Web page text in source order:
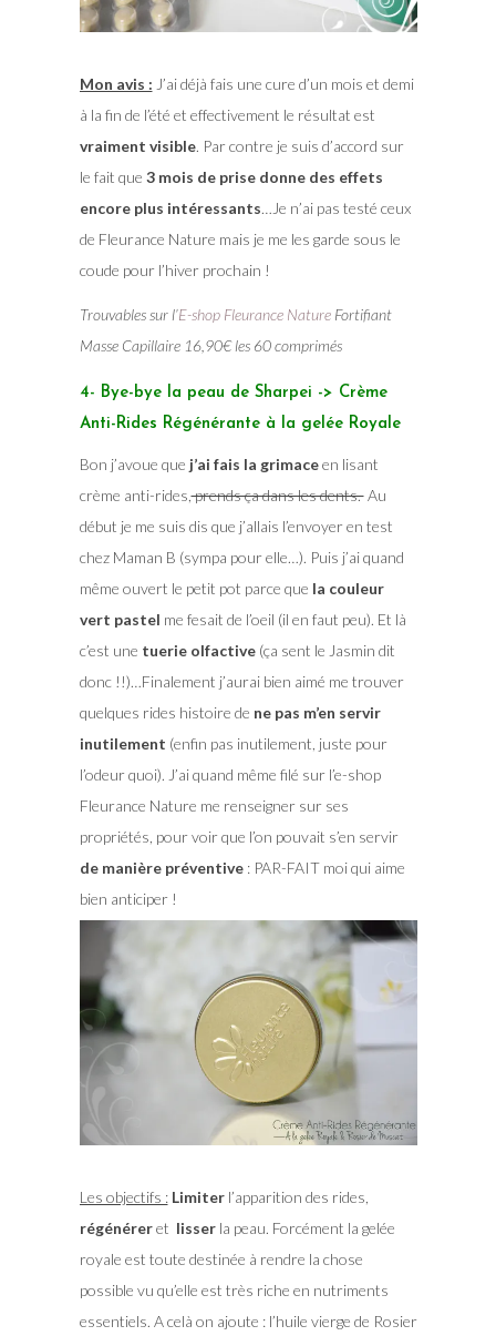
Mon avis : J’ai déjà fais une cure d’un mois et demi
à la fin de l’été et effectivement le résultat est
vraiment visible. Par contre je suis d’accord sur
le fait que 3 mois de prise donne des effets
encore plus intéressants…Je n’ai pas testé ceux
de Fleurance Nature mais je me les garde sous le
coude pour l’hiver prochain !
Trouvables sur l’E-shop Fleurance NatureFortifiant
Masse Capillaire 16,90€ les 60 comprimés
4- Bye-bye la peau de Sharpei -> Crème
Anti-Rides Régénérante à la gelée Royale
Bon j’avoue que j’ai fais la grimaceen lisant
crème anti-rides,prends ça dans les dents.Au
début je me suis dis que j’allais l’envoyer en test
chez Maman B (sympa pour elle…). Puis j’ai quand
même ouvert le petit pot parce que la couleur
vert pastel me fesait de l’oeil (il en faut peu). Et là
c’est une tuerie olfactive(ça sent le Jasmin dit
donc !!)…Finalement j’aurai bien aimé me trouver
quelques rides histoire de ne pas m’en servir
inutilement (enfin pas inutilement, juste pour
l’odeur quoi). J’ai quand même filé sur l’e-shop
Fleurance Nature me renseigner sur ses
propriétés, pour voir que l’on pouvait s’en servir
de manière préventive: PAR-FAIT moi qui aime
bien anticiper !
Les objectifs :Limiterl’apparition des rides,
régénéreret lisserla peau. Forcément la gelée
royale est toute destinée à rendre la chose
possible vu qu’elle est très riche en nutriments
essentiels. A celà on ajoute : l’huile vierge de Rosier